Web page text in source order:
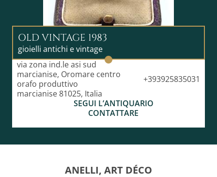
OLD VINTAGE 1983
gioielli antichi e vintage
via zona ind.le asi sud
marcianise, Oromare centro
orafo produttivo
marcianise 81025, Italia
+393925835031
SEGUI L’ANTIQUARIO
CONTATTARE
ANELLI, ART DÉCO